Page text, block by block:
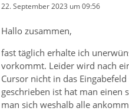
22. September 2023 um 09:56
Hallo zusammen,
fast täglich erhalte ich
vorkommt. Leider wird nach
Cursor nicht in das
geschrieben ist hat man einen
man sich weshalb alle